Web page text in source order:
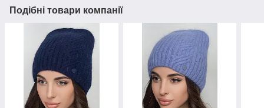
Подібні товари компанії